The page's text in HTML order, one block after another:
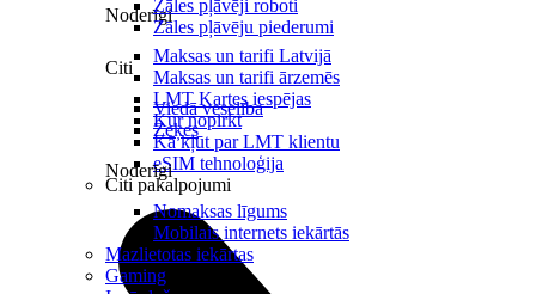
Noderīgi
Maksas un tarifi Latvijā
Maksas un tarifi ārzemēs
LMT Kartes iespējas
Kur nopirkt
Kā kļūt par LMT klientu
eSIM tehnoloģija
Citi pakalpojumi
Zāles pļāvēji roboti
Zāles pļāvēju piederumi
Citi
Viedā veselība
Zeķes
Noderīgi
Nomaksas līgums
Mobilais internets iekārtās
Mazlietotas iekārtas
Gaming